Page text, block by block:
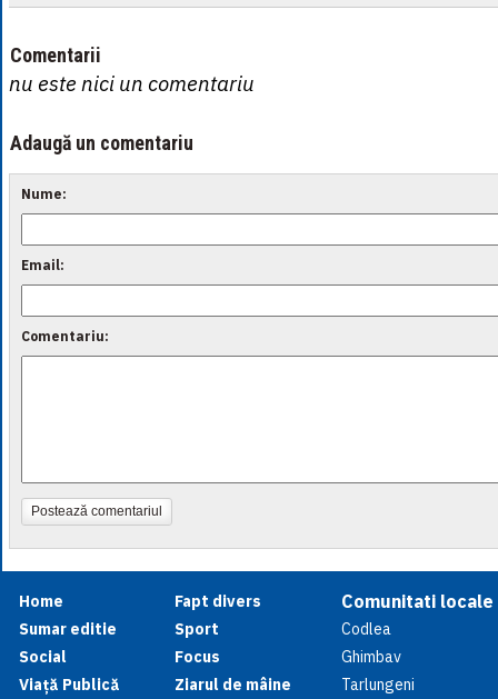
Comentarii
nu este nici un comentariu
Adaugă un comentariu
Nume:
Email:
Comentariu:
Postează comentariul
Home
Sumar editie
Social
Viață Publică
Fapt divers
Sport
Focus
Ziarul de mâine
Comunitati locale
Codlea
Ghimbav
Tarlungeni